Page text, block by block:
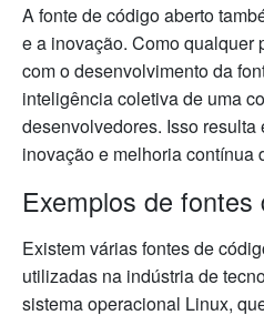
A fonte de código aberto
e a inovação. Como qualquer
com o desenvolvimento da
inteligência coletiva de uma
desenvolvedores. Isso
inovação e melhoria contínua
Exemplos de
Existem várias fontes de
utilizadas na indústria de
sistema operacional Linux,